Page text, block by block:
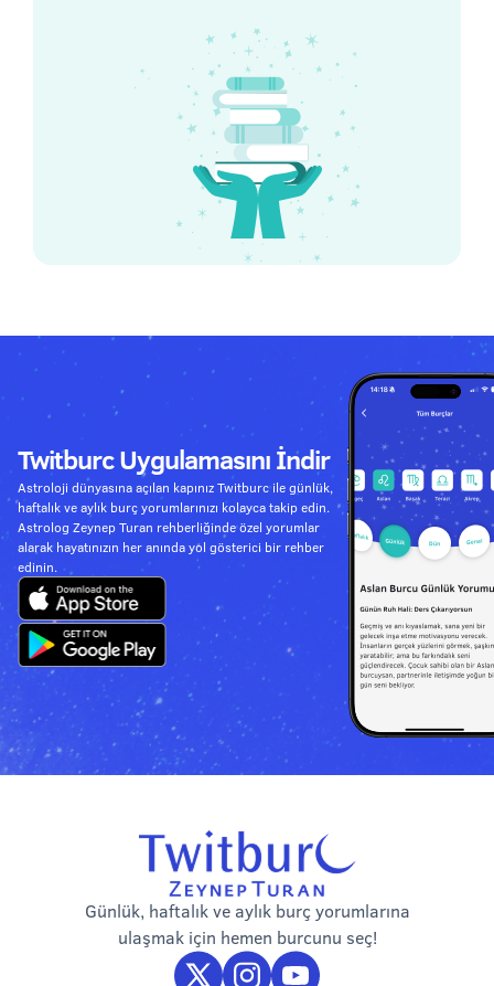
Twitburc Uygulamasını İndir
Astroloji dünyasına açılan kapınız Twitburc ile günlük,
haftalık ve aylık burç yorumlarınızı kolayca takip edin.
Astrolog Zeynep Turan rehberliğinde özel yorumlar
alarak hayatınızın her anında yol gösterici bir rehber
edinin.
Günlük, haftalık ve aylık burç yorumlarına
ulaşmak için hemen burcunu seç!